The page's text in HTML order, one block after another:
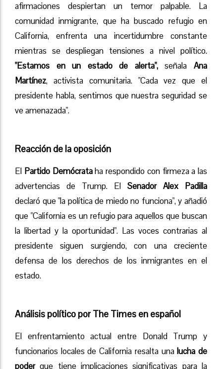
afirmaciones despiertan un temor palpable. La
comunidad inmigrante, que ha buscado refugio en
California, enfrenta una incertidumbre constante
mientras se despliegan tensiones a nivel político.
"Estamos en un estado de alerta",señalaAna
Martínez, activista comunitaria. "Cada vez que el
presidente habla, sentimos que nuestra seguridad se
ve amenazada".
Reacción de la oposición
El Partido Demócrataha respondido con firmeza a las
advertencias de Trump. El Senador Alex Padilla
declaró que "la política de miedo no funciona", y añadió
que "California es un refugio para aquellos que buscan
la libertad y la oportunidad". Las voces contrarias al
presidente siguen surgiendo, con una creciente
defensa de los derechos de los inmigrantes en el
estado.
Análisis político por The Times en español
El enfrentamiento actual entre Donald Trump y
funcionarios locales de California resalta unalucha de
poderque tiene implicaciones significativas para la